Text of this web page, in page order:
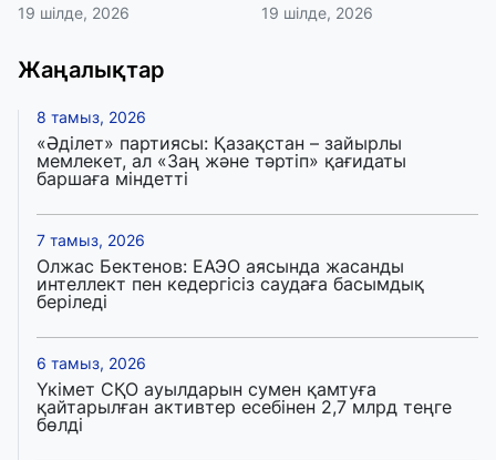
19 шілде, 2026
19 шілде, 2026
Жаңалықтар
8 тамыз, 2026
«Әділет» партиясы: Қазақстан – зайырлы
мемлекет, ал «Заң және тәртіп» қағидаты
баршаға міндетті
7 тамыз, 2026
Олжас Бектенов: ЕАЭО аясында жасанды
интеллект пен кедергісіз саудаға басымдық
беріледі
6 тамыз, 2026
Үкімет СҚО ауылдарын сумен қамтуға
қайтарылған активтер есебінен 2,7 млрд теңге
бөлді